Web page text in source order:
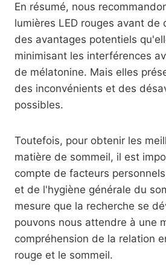
En résumé, nous
lumières LED rouges avant de
des avantages potentiels
minimisant les interférences
de mélatonine. Mais elles
des inconvénients et des
possibles.
Toutefois, pour obtenir les
matière de sommeil, il est
compte de facteurs
et de l'hygiène générale du
mesure que la recherche se
pouvons nous attendre à une
compréhension de la relation
rouge et le sommeil.